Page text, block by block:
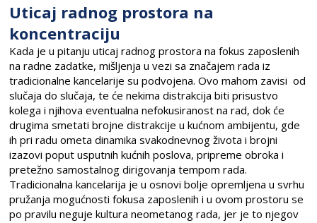
Uticaj radnog prostora na
koncentraciju
Kada je u pitanju uticaj radnog prostora na fokus zaposlenih
na radne zadatke, mišljenja u vezi sa značajem rada iz
tradicionalne kancelarije su podvojena. Ovo mahom zavisi od
slučaja do slučaja, te će nekima distrakcija biti prisustvo
kolega i njihova eventualna nefokusiranost na rad, dok će
drugima smetati brojne distrakcije u kućnom ambijentu, gde
ih pri radu ometa dinamika svakodnevnog života i brojni
izazovi poput usputnih kućnih poslova, pripreme obroka i
pretežno samostalnog dirigovanja tempom rada.
Tradicionalna kancelarija je u osnovi bolje opremljena u svrhu
pružanja mogućnosti fokusa zaposlenih i u ovom prostoru se
po pravilu neguje kultura neometanog rada, jer je to njegov